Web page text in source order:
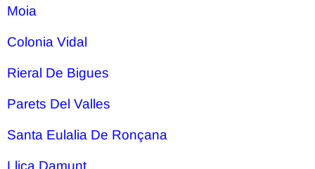
Moia
Colonia Vidal
Rieral De Bigues
Parets Del Valles
Santa Eulalia De Ronçana
Lliça Damunt